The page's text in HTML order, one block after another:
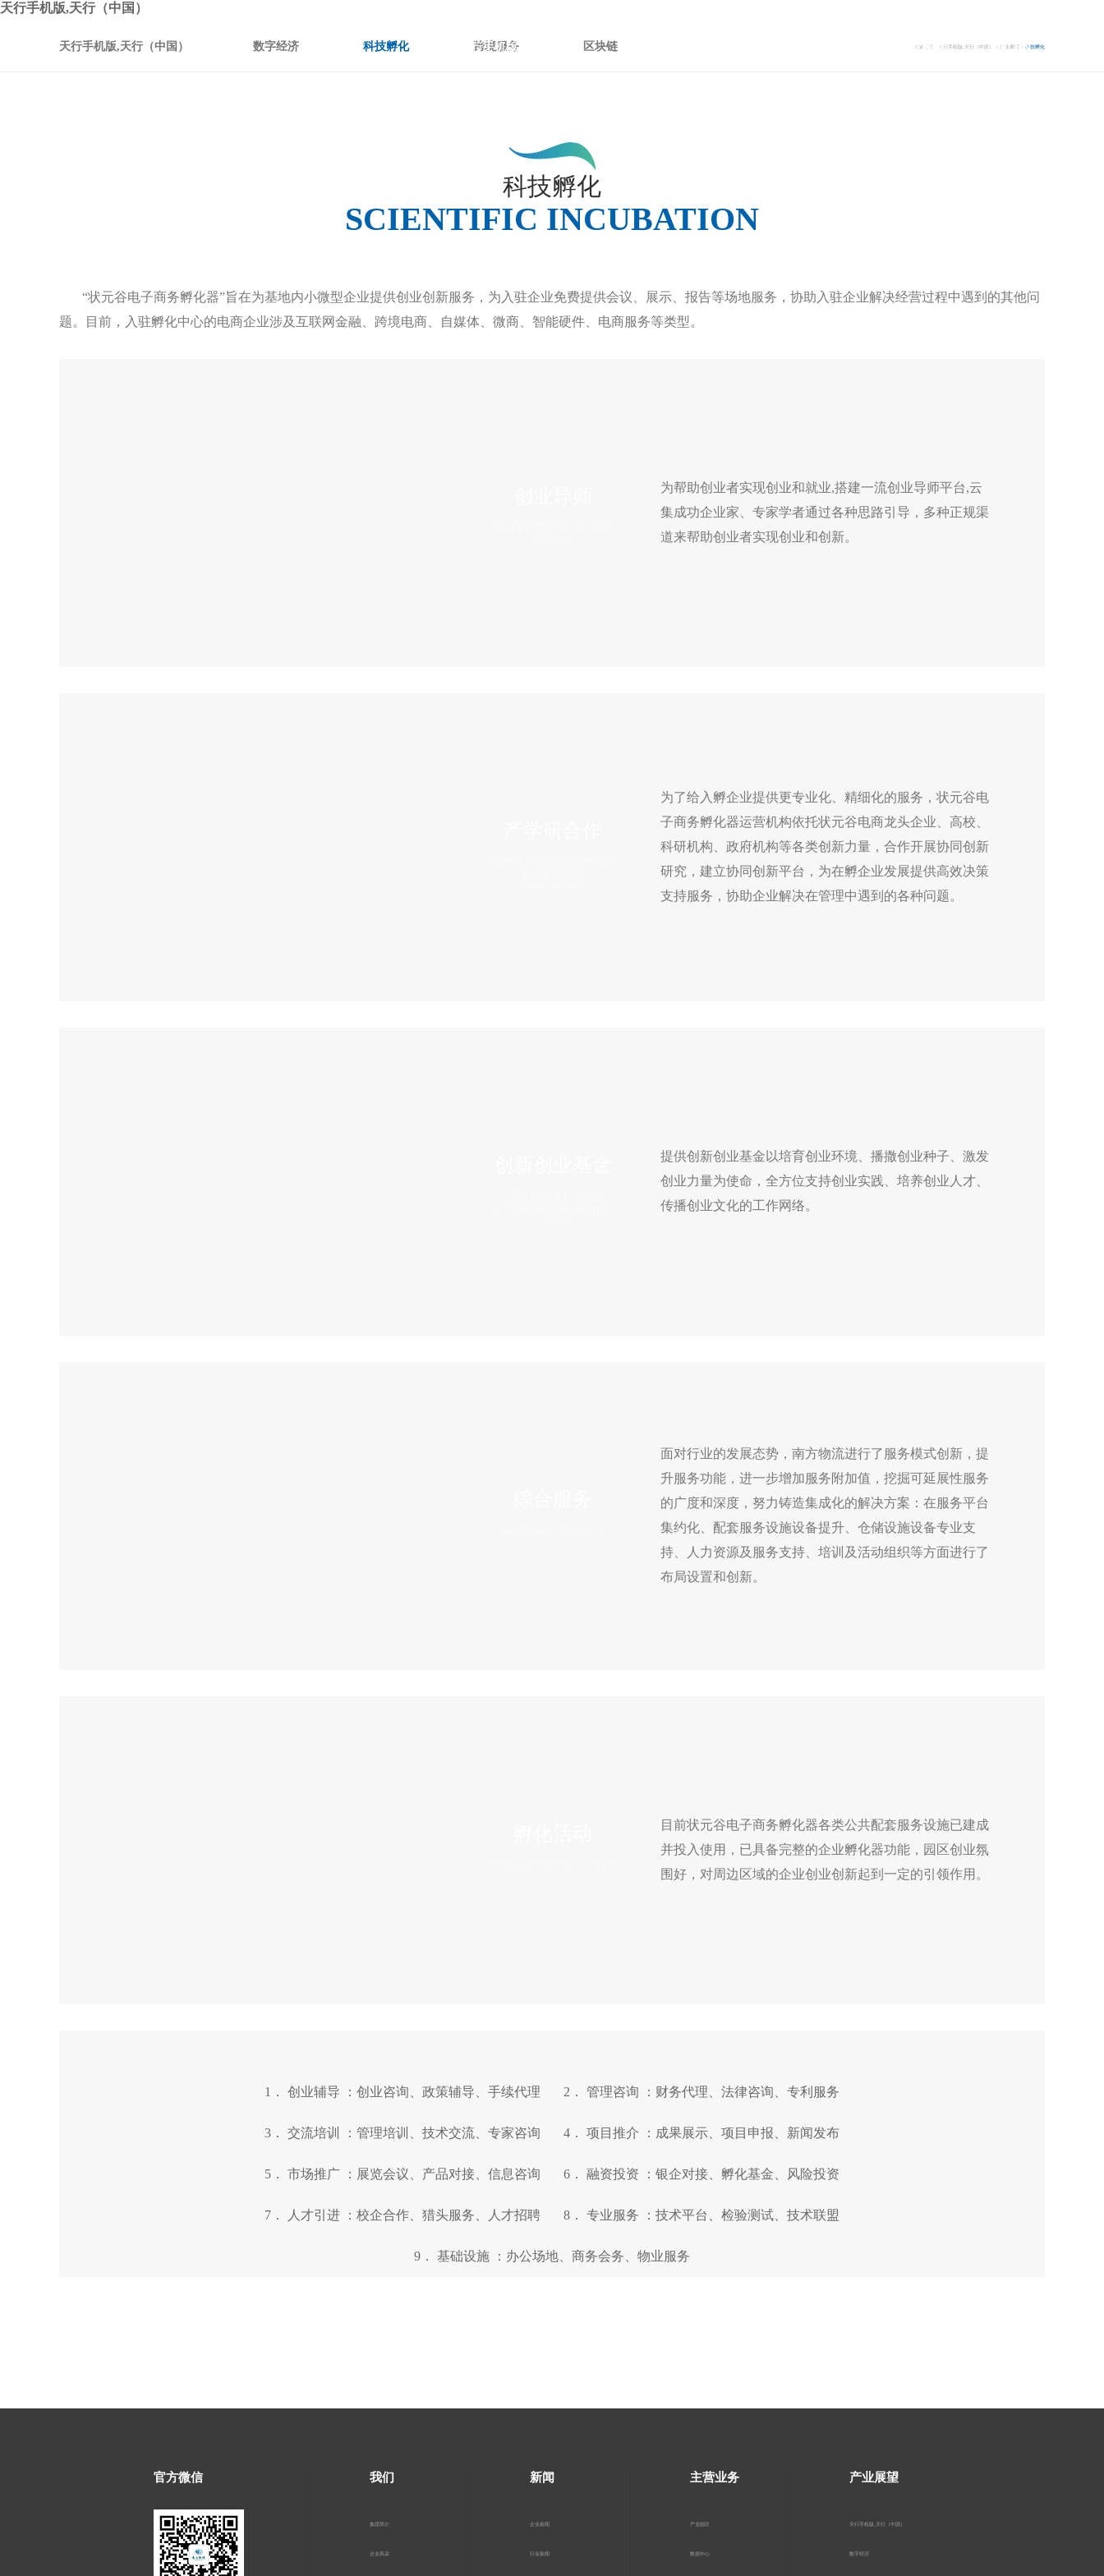
天行手机版,天行（中国）
天行手机版,天行（中国） 产业展望 EN
天行手机版,天行（中国） 数字经济 科技孵化 跨境服务 区块链 当前位置： 天行手机版,天行（中国） > 产业展望 > 科技孵化
科技孵化
SCIENTIFIC INCUBATION
“状元谷电子商务孵化器”旨在为基地内小微型企业提供创业创新服务，为入驻企业免费提供会议、展示、报告等场地服务，协助入驻企业解决经营过程中遇到的其他问
题。目前，入驻孵化中心的电商企业涉及互联网金融、跨境电商、自媒体、微商、智能硬件、电商服务等类型。
为帮助创业者实现创业和就业,搭建一流创业导师平台,云
集成功企业家、专家学者通过各种思路引导，多种正规渠
道来帮助创业者实现创业和创新。
为了给入孵企业提供更专业化、精细化的服务，状元谷电
子商务孵化器运营机构依托状元谷电商龙头企业、高校、
科研机构、政府机构等各类创新力量，合作开展协同创新
研究，建立协同创新平台，为在孵企业发展提供高效决策
支持服务，协助企业解决在管理中遇到的各种问题。
提供创新创业基金以培育创业环境、播撒创业种子、激发
创业力量为使命，全方位支持创业实践、培养创业人才、
传播创业文化的工作网络。
面对行业的发展态势，南方物流进行了服务模式创新，提
升服务功能，进一步增加服务附加值，挖掘可延展性服务
的广度和深度，努力铸造集成化的解决方案：在服务平台
集约化、配套服务设施设备提升、仓储设施设备专业支
持、人力资源及服务支持、培训及活动组织等方面进行了
布局设置和创新。
目前状元谷电子商务孵化器各类公共配套服务设施已建成
并投入使用，已具备完整的企业孵化器功能，园区创业氛
围好，对周边区域的企业创业创新起到一定的引领作用。
1． 创业辅导 ：创业咨询、政策辅导、手续代理 2． 管理咨询 ：财务代理、法律咨询、专利服务
3． 交流培训 ：管理培训、技术交流、专家咨询 4． 项目推介 ：成果展示、项目申报、新闻发布
5． 市场推广 ：展览会议、产品对接、信息咨询 6． 融资投资 ：银企对接、孵化基金、风险投资
7． 人才引进 ：校企合作、猎头服务、人才招聘 8． 专业服务 ：技术平台、检验测试、技术联盟
9． 基础设施 ：办公场地、商务会务、物业服务
官方微信 我们
集团简介
企业风采
新闻
企业新闻
行业新闻
主营业务
产业园区
数据中心
产业展望
天行手机版,天行（中国）
数字经济